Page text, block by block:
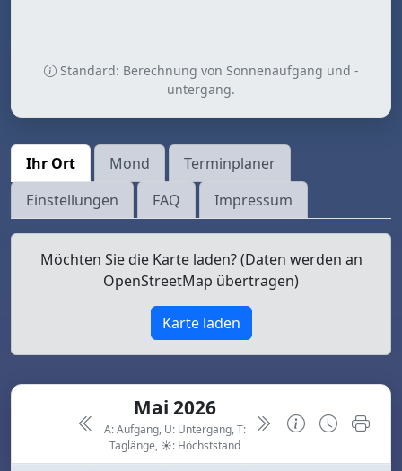
Standard: Berechnung von Sonnenaufgang und -
untergang.
Ihr Ort Mond
Terminplaner
Einstellungen
FAQ Impressum
Möchten Sie die Karte laden? (Daten werden an
OpenStreetMap übertragen)
Karte laden
Mai 2026
A: Aufgang, U: Untergang, T:
Taglänge, ☀: Höchststand